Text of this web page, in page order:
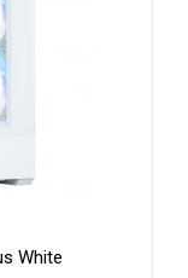
White